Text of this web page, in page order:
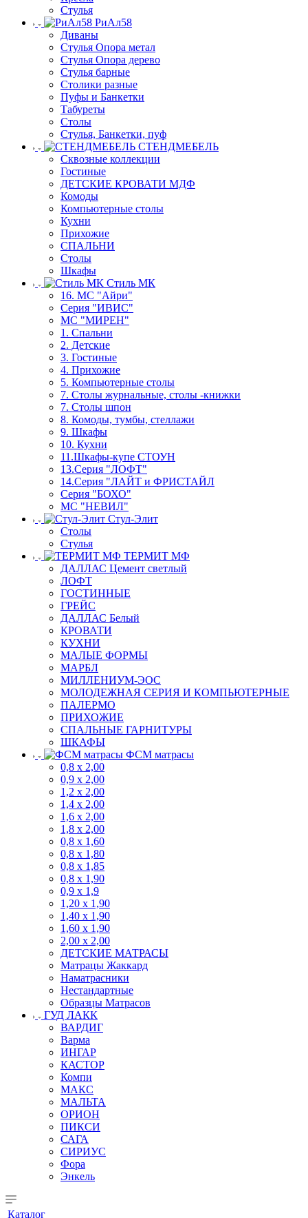
Стулья
РиАл58
Диваны
Стулья Опора метал
Стулья Опора дерево
Стулья барные
Столики разные
Пуфы и Банкетки
Табуреты
Столы
Стулья, Банкетки, пуф
СТЕНДМЕБЕЛЬ
Сквозные коллекции
Гостиные
ДЕТСКИЕ КРОВАТИ МДФ
Комоды
Компьютерные столы
Кухни
Прихожие
СПАЛЬНИ
Столы
Шкафы
Стиль МК
16. МС "Айри"
Серия "ИВИС"
МС "МИРЕН"
1. Спальни
2. Детские
3. Гостиные
4. Прихожие
5. Компьютерные столы
7. Столы журнальные, столы -книжки
7. Столы шпон
8. Комоды, тумбы, стеллажи
9. Шкафы
10. Кухни
11.Шкафы-купе СТОУН
13.Серия "ЛОФТ"
14.Серия "ЛАЙТ и ФРИСТАЙЛ
Серия "БОХО"
МС "НЕВИЛ"
Стул-Элит
Столы
Стулья
ТЕРМИТ МФ
ДАЛЛАС Цемент светлый
ЛОФТ
ГОСТИННЫЕ
ГРЕЙС
ДАЛЛАС Белый
КРОВАТИ
КУХНИ
МАЛЫЕ ФОРМЫ
МАРБЛ
МИЛЛЕНИУМ-ЭОС
МОЛОДЕЖНАЯ СЕРИЯ И КОМПЬЮТЕРНЫЕ
ПАЛЕРМО
ПРИХОЖИЕ
СПАЛЬНЫЕ ГАРНИТУРЫ
ШКАФЫ
ФСМ матрасы
0,8 х 2,00
0,9 х 2,00
1,2 х 2,00
1,4 х 2,00
1,6 х 2,00
1,8 х 2,00
0,8 х 1,60
0,8 х 1,80
0,8 х 1,85
0,8 х 1,90
0,9 х 1,9
1,20 х 1,90
1,40 х 1,90
1,60 х 1,90
2,00 х 2,00
ДЕТСКИЕ МАТРАСЫ
Матрацы Жаккард
Наматрасники
Нестандартные
Образцы Матрасов
ГУД ЛАКК
ВАРДИГ
Варма
ИНГАР
КАСТОР
Компи
МАКС
МАЛЬТА
ОРИОН
ПИКСИ
САГА
СИРИУС
Фора
Энкель
Каталог